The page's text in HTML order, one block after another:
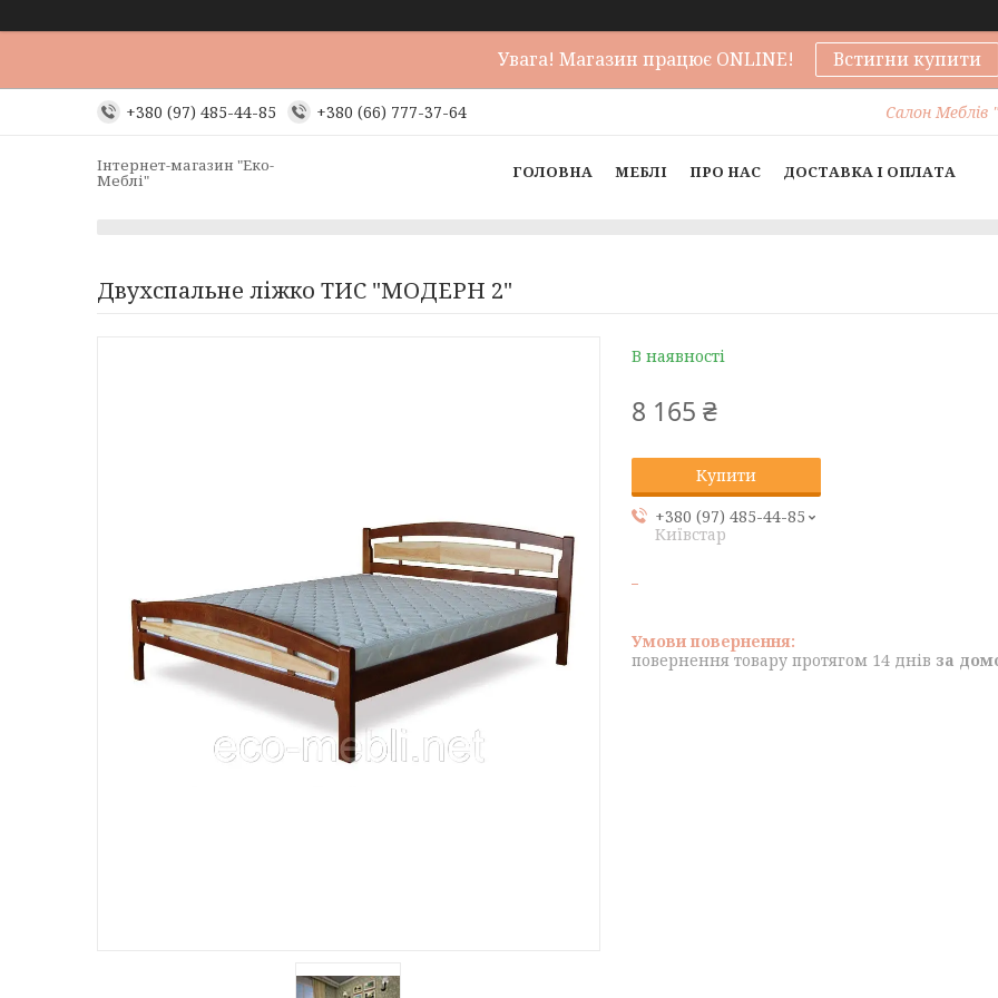
Увага! Магазин працює ONLINE! Встигни купити
+380 (97) 485-44-85 +380 (66) 777-37-64 Салон Меблів
Інтернет-магазин "Еко-
Меблі" ГОЛОВНА МЕБЛІ ПРО НАС ДОСТАВКА І ОПЛАТА
Двухспальне ліжко ТИС "МОДЕРН 2"
В наявності
8 165 ₴
Купити
+380 (97) 485-44-85
Київстар
повернення товару протягом 14 днів за